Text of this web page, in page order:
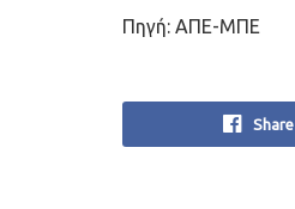
Πηγή: ΑΠΕ-ΜΠΕ
Share